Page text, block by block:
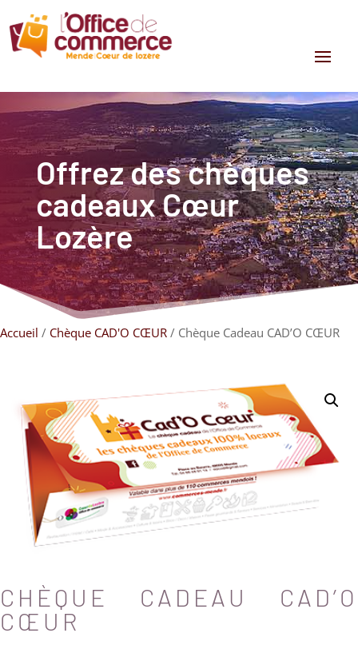
Offrez des chèques
cadeaux Cœur
Lozère
Accueil / Chèque CAD'O CŒUR / Chèque Cadeau CAD’O CŒUR
CHÈQUE CADEAU CAD’O
CŒUR